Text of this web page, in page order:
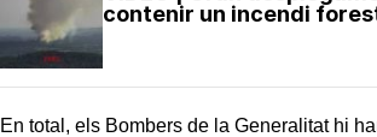
contenir un incendi
En total, els Bombers de la Generalitat hi